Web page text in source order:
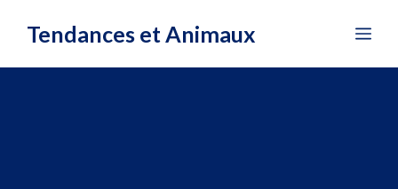
Tendances et Animaux